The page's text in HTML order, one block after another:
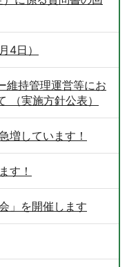
4日）
持管理運営等にお
（実施方針公表）
増しています！
す！
」を開催します